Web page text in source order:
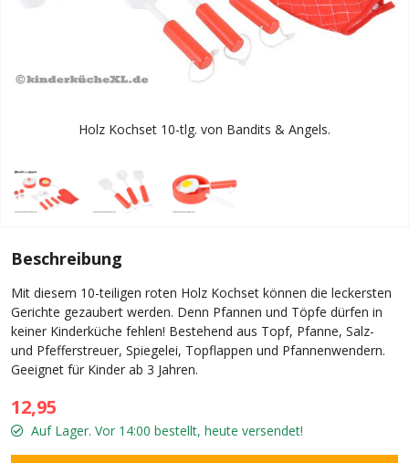
Holz Kochset 10-tlg. von Bandits & Angels.
Beschreibung
Mit diesem 10-teiligen roten Holz Kochset können die leckersten
Gerichte gezaubert werden. Denn Pfannen und Töpfe dürfen in
keiner Kinderküche fehlen! Bestehend aus Topf, Pfanne, Salz-
und Pfefferstreuer, Spiegelei, Topflappen und Pfannenwendern.
Geeignet für Kinder ab 3 Jahren.
12,95
Auf Lager. Vor 14:00 bestellt, heute versendet!